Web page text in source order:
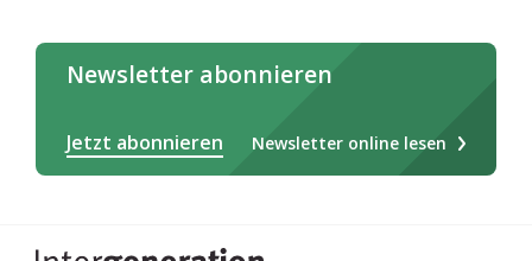
Newsletter abonnieren
Jetzt abonnieren Newsletter online lesen